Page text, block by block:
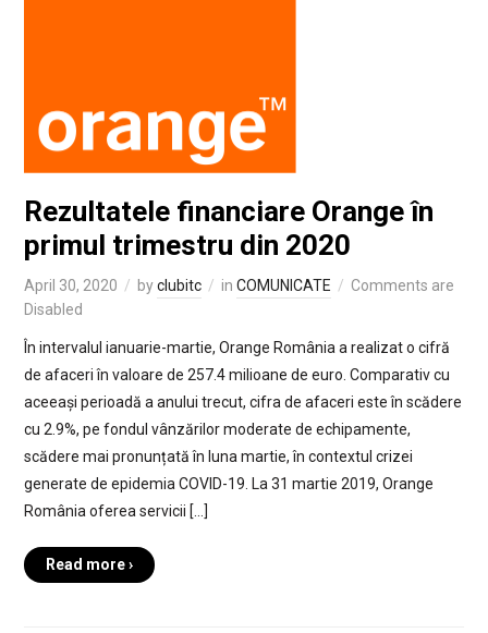
Rezultatele financiare Orange în
primul trimestru din 2020
April 30, 2020 byclubitc in COMUNICATE
Comments are
Disabled
În intervalul ianuarie-martie, Orange România a realizat o cifră
de afaceri în valoare de 257.4 milioane de euro. Comparativ cu
aceeași perioadă a anului trecut, cifra de afaceri este în scădere
cu 2.9%, pe fondul vânzărilor moderate de echipamente,
scădere mai pronunțată în luna martie, în contextul crizei
generate de epidemia COVID-19. La 31 martie 2019, Orange
România oferea servicii […]
Read more ›